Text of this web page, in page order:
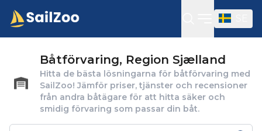
Öppna
Båtförvaring, Region Sjælland
Hitta de bästa lösningarna för båtförvaring med
SailZoo! Jämför priser, tjänster och recensioner
från andra båtägare för att hitta säker och
smidig förvaring som passar din båt.